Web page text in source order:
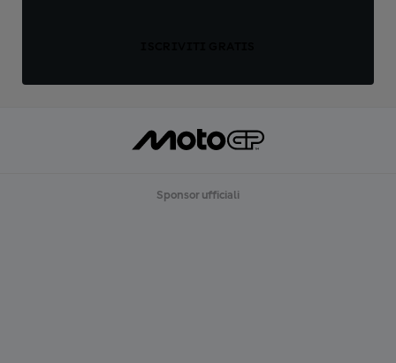
Sponsor ufficiali